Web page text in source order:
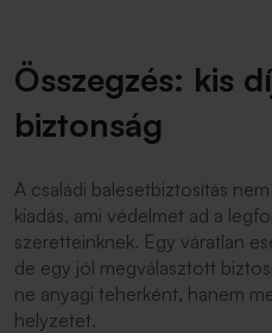
Összegzés: kis
biztonság
A családi balesetbiztosítás
kiadás, ami védelmet ad a
szeretteinknek. Egy váratlan
de egy jól megválasztott
ne anyagi teherként, hanem
helyzetet.